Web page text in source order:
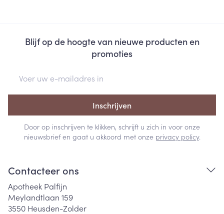
Blijf op de hoogte van nieuwe producten en
promoties
Inschrijven
Door op inschrijven te klikken, schrijft u zich in voor onze
nieuwsbrief en gaat u akkoord met onze privacy policy.
Contacteer ons
Apotheek Palfijn
Meylandtlaan 159
3550 Heusden-Zolder